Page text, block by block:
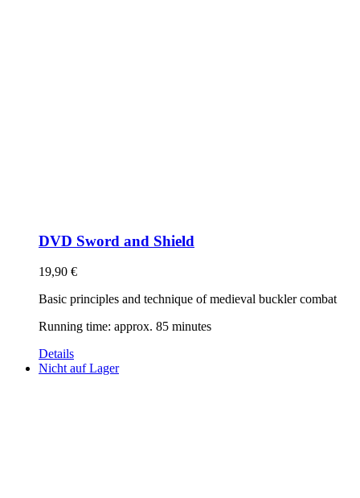
DVD Sword and Shield
19,90 €
Basic principles and technique of medieval buckler combat
Running time: approx. 85 minutes
Details
Nicht auf Lager